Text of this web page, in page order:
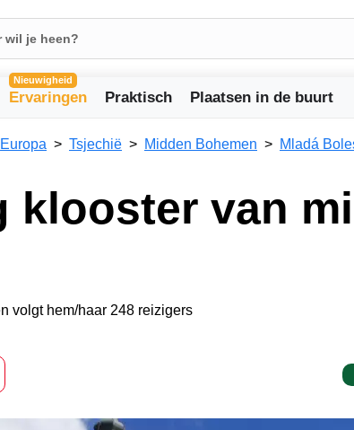
Nieuwigheid
Ervaringen Praktisch Plaatsen in de buurt
Europa Tsjechië Midden Bohemen Mladá
klooster van
volgt hem/haar 248 reizigers